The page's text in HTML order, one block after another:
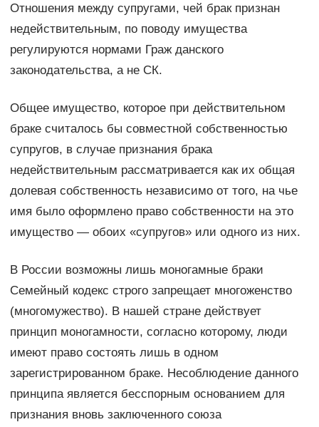
Отношения между супругами, чей брак признан
недействительным, по поводу имущества
регулируются нормами Граж данского
законодательства, а не СК.
Общее имущество, которое при действительном
браке считалось бы совместной собственностью
супругов, в случае признания брака
недействительным рассматривается как их общая
долевая собственность независимо от того, на чье
имя было оформлено право собственности на это
имущество — обоих «супругов» или одного из них.
В России возможны лишь моногамные браки
Семейный кодекс строго запрещает многоженство
(многомужество). В нашей стране действует
принцип моногамности, согласно которому, люди
имеют право состоять лишь в одном
зарегистрированном браке. Несоблюдение данного
принципа является бесспорным основанием для
признания вновь заключенного союза